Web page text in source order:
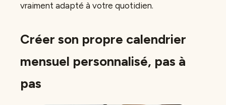
vraiment adapté à votre quotidien.
Créer son propre calendrier
mensuel personnalisé, pas à
pas